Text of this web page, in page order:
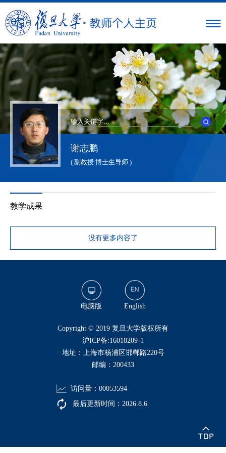
谢志鹏
( 副教授 博士生导师 )
教学成果
没有更多内容了
电脑版 English
​Copyright © 2019 复旦大学版权所有
沪ICP备:16018209-1
地址：上海市杨浦区邯郸路220号
邮编：200433
访问量： 00053594
最后更新时间： 2026 8 6